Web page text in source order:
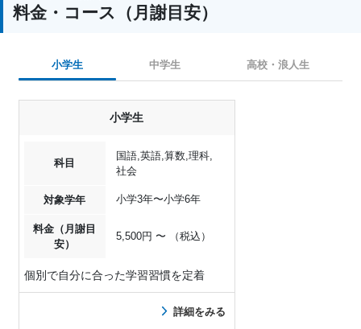
料金・コース（月謝目安）
小学生 中学生 高校・浪人生
小学生
科目
国語,英語,算数,理科,
社会
対象学年 小学3年〜小学6年
料金（月謝目
安）
5,500円 〜 （税込）
個別で自分に合った学習習慣を定着
詳細をみる